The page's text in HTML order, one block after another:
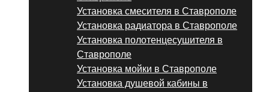
Установка смесителя в Ставрополе
Установка радиатора в Ставрополе
Установка полотенцесушителя в
Ставрополе
Установка мойки в Ставрополе
Установка душевой кабины в